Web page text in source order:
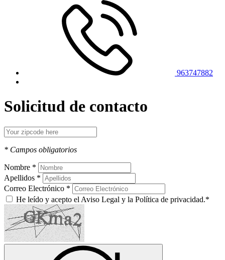
963747882
Solicitud de contacto
* Campos obligatorios
Nombre *
Apellidos *
Correo Electrónico *
He leído y acepto el Aviso Legal y la Política de privacidad.*